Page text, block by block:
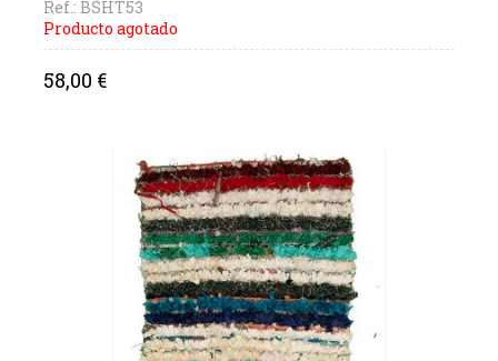
Ref.: BSHT53
Producto agotado
Precio
58,00 €